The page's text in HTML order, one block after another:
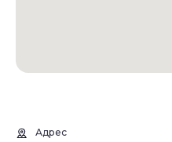
Адрес